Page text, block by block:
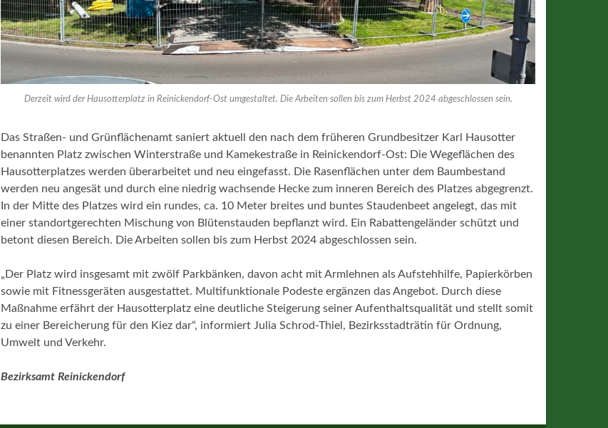
Derzeit wird der Hausotterplatz in Reinickendorf-Ost umgestaltet. Die Arbeiten sollen bis zum Herbst 2024 abgeschlossen sein.
Das Straßen- und Grünflächenamt saniert aktuell den nach dem früheren Grundbesitzer Karl Hausotter
benannten Platz zwischen Winterstraße und Kamekestraße in Reinickendorf-Ost: Die Wegeflächen des
Hausotterplatzes werden überarbeitet und neu eingefasst. Die Rasenflächen unter dem Baumbestand
werden neu angesät und durch eine niedrig wachsende Hecke zum inneren Bereich des Platzes abgegrenzt.
In der Mitte des Platzes wird ein rundes, ca. 10 Meter breites und buntes Staudenbeet angelegt, das mit
einer standortgerechten Mischung von Blütenstauden bepflanzt wird. Ein Rabattengeländer schützt und
betont diesen Bereich. Die Arbeiten sollen bis zum Herbst 2024 abgeschlossen sein.
„Der Platz wird insgesamt mit zwölf Parkbänken, davon acht mit Armlehnen als Aufstehhilfe, Papierkörben
sowie mit Fitnessgeräten ausgestattet. Multifunktionale Podeste ergänzen das Angebot. Durch diese
Maßnahme erfährt der Hausotterplatz eine deutliche Steigerung seiner Aufenthaltsqualität und stellt somit
zu einer Bereicherung für den Kiez dar“, informiert Julia Schrod-Thiel, Bezirksstadträtin für Ordnung,
Umwelt und Verkehr.
Bezirksamt Reinickendorf